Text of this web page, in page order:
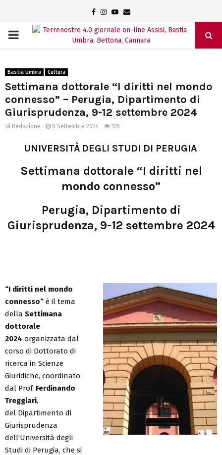
Facebook
Instagram
Youtube
Email
PRIMARY
Bastia Umbra Cultura
Settimana dottorale “I diritti nel mondo
connesso” – Perugia, Dipartimento di
Giurisprudenza, 9-12 settembre 2024
di Redazione 6 Settembre 2024 135
UNIVERSITÀ DEGLI STUDI DI PERUGIA
Settimana dottorale “I diritti nel
mondo connesso”
Perugia, Dipartimento di
Giurisprudenza, 9-12 settembre 2024
“I diritti nel mondo
connesso” è il tema
della Settimana
dottorale
2024 organizzata dal
corso di Dottorato di
ricerca in Scienze
Giuridiche, coordinato
dal Prof. Ferdinando
Treggiari,
del Dipartimento di
Giurisprudenza
dell’Università degli
Studi di Perugia, che si